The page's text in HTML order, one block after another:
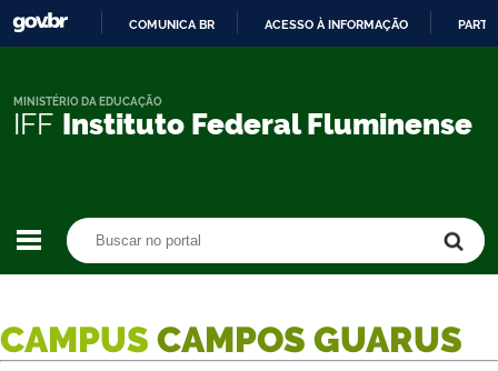
CONTEÚDO
COMUNICA BR ACESSO À INFORMAÇÃO
IFF Instituto Federal Fluminense
MINISTÉRIO DA EDUCAÇÃO
CAMPUS CAMPOS GUARUS